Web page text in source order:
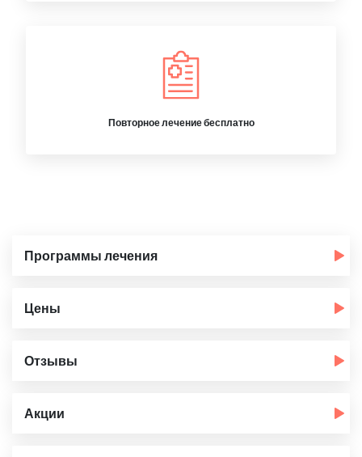
Повторное лечение бесплатно
Программы лечения
Цены
Отзывы
Акции